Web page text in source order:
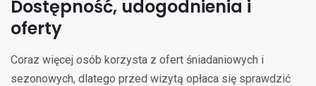
Dostępność, udogodnienia i
oferty
Coraz więcej osób korzysta z ofert śniadaniowych i
sezonowych, dlatego przed wizytą opłaca się sprawdzić